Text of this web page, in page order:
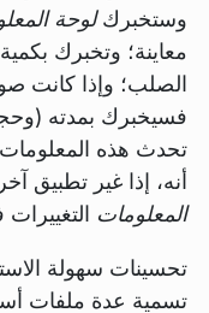
وستخبركلوحة
معاينة؛ وتخبرك
الصلب؛ وإذا كانت
تحدث هذه
أنه، إذا غير تطبيق
المعلومات التغييرات
تحسينات سهولة
تسمية عدة ملفات